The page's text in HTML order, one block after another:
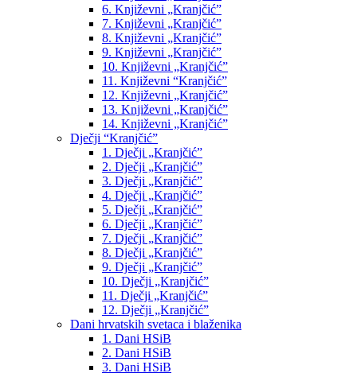
6. Književni „Kranjčić”
7. Književni „Kranjčić”
8. Književni „Kranjčić”
9. Književni „Kranjčić”
10. Književni „Kranjčić”
11. Književni “Kranjčić”
12. Književni „Kranjčić”
13. Književni „Kranjčić”
14. Književni „Kranjčić”
Dječji “Kranjčić”
1. Dječji „Kranjčić”
2. Dječji „Kranjčić”
3. Dječji „Kranjčić”
4. Dječji „Kranjčić”
5. Dječji „Kranjčić”
6. Dječji „Kranjčić”
7. Dječji „Kranjčić”
8. Dječji „Kranjčić”
9. Dječji „Kranjčić”
10. Dječji „Kranjčić”
11. Dječji „Kranjčić”
12. Dječji „Kranjčić”
Dani hrvatskih svetaca i blaženika
1. Dani HSiB
2. Dani HSiB
3. Dani HSiB